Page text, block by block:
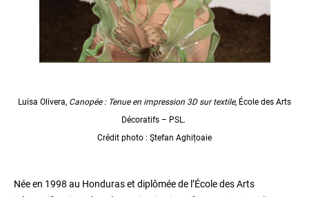
Luisa Olivera, Canopée : Tenue en impression 3D sur textile, École des Arts
Décoratifs – PSL.
Crédit photo : Ştefan Aghițoaie
Née en 1998 au Honduras et diplômée de l’École des Arts